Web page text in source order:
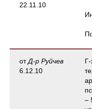
22.11.10
–
отД-р Руйчев
6.12.10